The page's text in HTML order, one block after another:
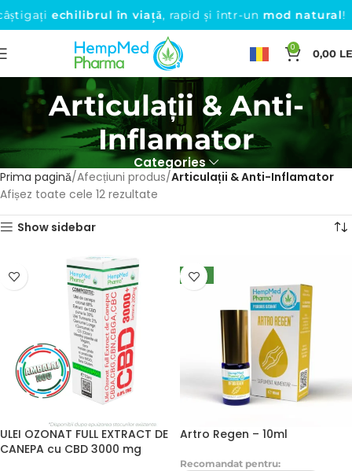
echilibrul în viață, rapid și într-unmod natural!
0 0,00
Articulații & Anti-
Inflamator
Categories
Prima pagină Afecțiuni produs Articulații & Anti-Inflamator
Afișez toate cele 12 rezultate
Show sidebar
ULEI OZONAT FULL EXTRACT DE
CANEPA cu CBD 3000 mg
NEW
Artro Regen – 10ml
Recomandat pentru: